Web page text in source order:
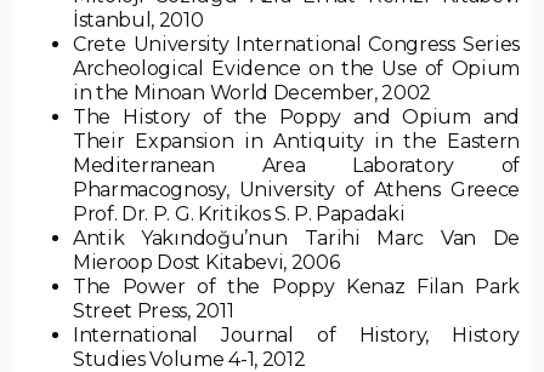
İstanbul, 2010
Crete University International Congress Series
Archeological Evidence on the Use of Opium
in the Minoan World December, 2002
The History of the Poppy and Opium and
Their Expansion in Antiquity in the Eastern
Mediterranean Area Laboratory of
Pharmacognosy, University of Athens Greece
Prof. Dr. P. G. Kritikos S. P. Papadaki
Antik Yakındoğu’nun Tarihi Marc Van De
Mieroop Dost Kitabevi, 2006
The Power of the Poppy Kenaz Filan Park
Street Press, 2011
International Journal of History, History
Studies Volume 4-1, 2012